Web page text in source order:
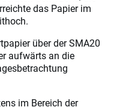
das Papier im
über der SMA20
aufwärts an die
im Bereich der